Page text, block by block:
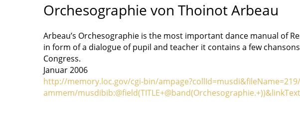
Orchesographie von Thoinot Arbeau
Arbeau’s Orchesographie is the most important dance manual of
in form of a dialogue of pupil and teacher it contains a few
Congress.
Januar 2006
http://memory.loc.gov/cgi-bin/
ammem/